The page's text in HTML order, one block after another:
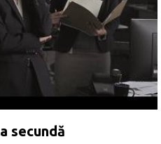
secundă